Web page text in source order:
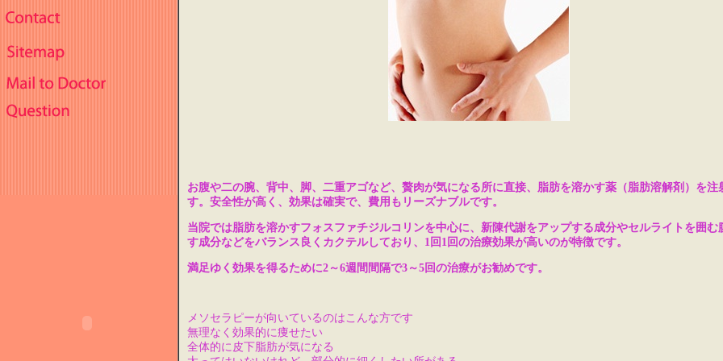
お腹や二の腕、背中、脚、二重アゴなど、贅肉が気になる所に直接、脂肪を溶かす薬（脂肪溶解剤）を注
す。安全性が高く、効果は確実で、費用もリーズナブルです。
当院では脂肪を溶かすフォスファチジルコリンを中心に、新陳代謝をアップする成分やセルライトを囲む
す成分などをバランス良くカクテルしており、1回1回の治療効果が高いのが特徴です。
満足ゆく効果を得るために2～6週間間隔で3～5回の治療がお勧めです。
メソセラピーが向いているのはこんな方です
無理なく効果的に痩せたい
全体的に皮下脂肪が気になる